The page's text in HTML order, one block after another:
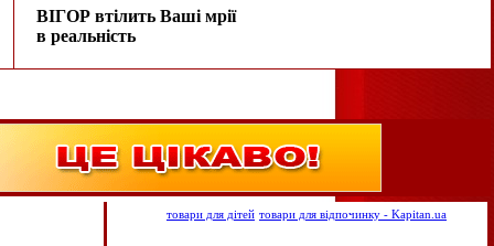
ВІГОР втілить Ваші мрії
в реальність
товари для дітей товари для відпочинку - Kapitan.ua